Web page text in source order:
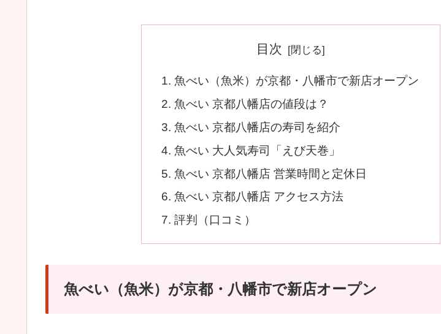
目次
魚べい（魚米）が京都・八幡市で新店オープン
魚べい 京都八幡店の値段は？
魚べい 京都八幡店の寿司を紹介
魚べい 大人気寿司「えび天巻」
魚べい 京都八幡店 営業時間と定休日
魚べい 京都八幡店 アクセス方法
評判（口コミ）
魚べい（魚米）が京都・八幡市で新店オープン